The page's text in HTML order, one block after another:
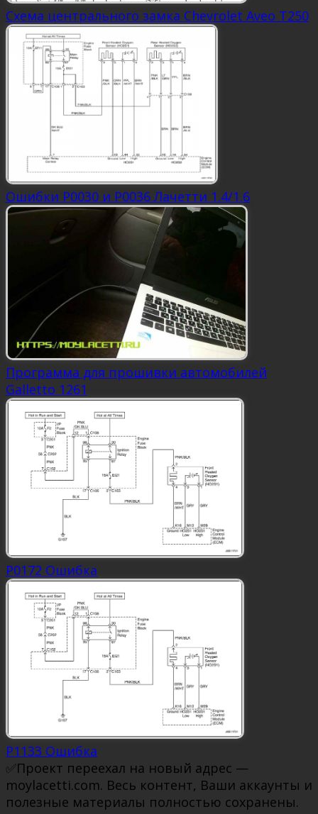
Схема центрального замка Chevrolet Aveo Т250
Ошибки Р0030 и Р0036 Лачетти 1.4/1.6
Программа для прошивки автомобилей
Galletto 1261
P0172 Ошибка
P1133 Ошибка
✅Проект переехал на новый адрес —
moylacetti.com. Весь контент, Ваши аккаунты и
полезные материалы полностью сохранены.